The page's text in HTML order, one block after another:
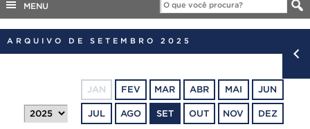
Legislação
Canais
COBALTO
CONCURSOS
OUVIDORIA
MENU
ARQUIVO DE SETEMBRO 2025
JAN FEV MAR ABR MAI JUN
JUL AGO SET OUT NOV DEZ